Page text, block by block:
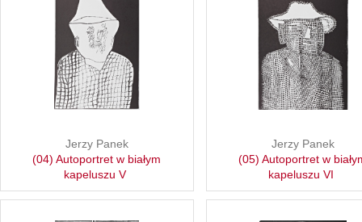
Jerzy Panek
(04) Autoportret w białym
kapeluszu V
Jerzy Panek
(05) Autoportret w
kapeluszu VI